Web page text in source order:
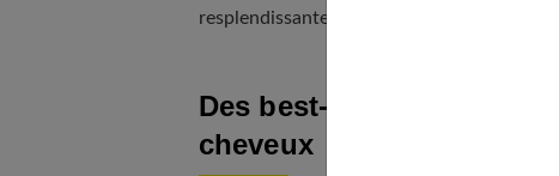
resplendissante de santé.
Des best-sellers
cheveux